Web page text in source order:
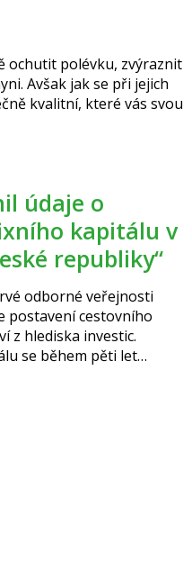
ochutit polévku, zvýraznit
Avšak jak se při jejich
kvalitní, které vás svou
kapitálu v
republiky“
odborné veřejnosti
postavení cestovního
z hlediska investic.
se během pěti let
investice